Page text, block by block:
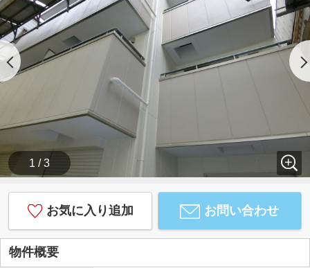
1 / 3
お気に入り追加 お問い合わせ
物件概要